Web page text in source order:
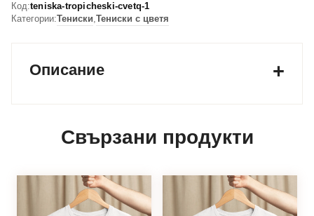
Код:teniska-tropicheski-cvetq-1
Категории:Тениски,Тениски с цветя
Описание
Свързани продукти